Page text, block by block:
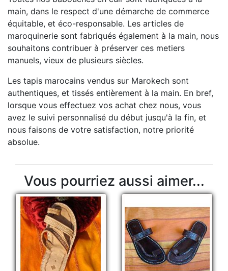
main, dans le respect d'une démarche de commerce
équitable, et éco-responsable. Les articles de
maroquinerie sont fabriqués également à la main, nous
souhaitons contribuer à préserver ces metiers
manuels, vieux de plusieurs siècles.
Les tapis marocains vendus sur Marokech sont
authentiques, et tissés entièrement à la main. En bref,
lorsque vous effectuez vos achat chez nous, vous
avez le suivi personnalisé du début jusqu'à la fin, et
nous faisons de votre satisfaction, notre priorité
absolue.
Vous pourriez aussi aimer...